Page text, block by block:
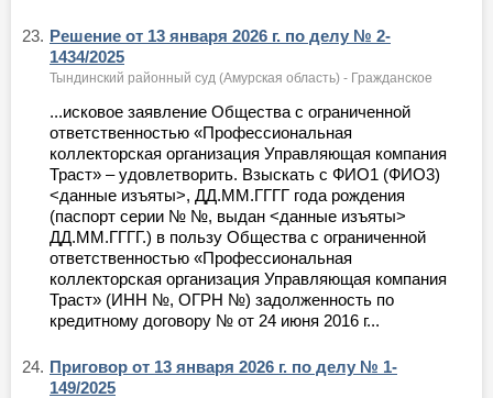
23. Решение от 13 января 2026 г. по делу № 2-
1434/2025
Тындинский районный суд (Амурская область) - Гражданское
...исковое заявление Общества с ограниченной
ответственностью «Профессиональная
коллекторская организация Управляющая компания
Траст» – удовлетворить. Взыскать с ФИО1 (ФИО3)
<данные изъяты>, ДД.ММ.ГГГГ года рождения
(паспорт серии № №, выдан <данные изъяты>
ДД.ММ.ГГГГ.) в пользу Общества с ограниченной
ответственностью «Профессиональная
коллекторская организация Управляющая компания
Траст» (ИНН №, ОГРН №) задолженность по
кредитному договору № от 24 июня 2016 г...
24. Приговор от 13 января 2026 г. по делу № 1-
149/2025